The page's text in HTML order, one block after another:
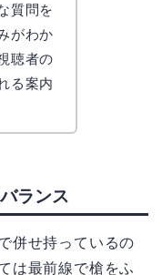
質問を
がわか
聴者の
る案内
ランス
併せ持っているの
は最前線で槍をふ